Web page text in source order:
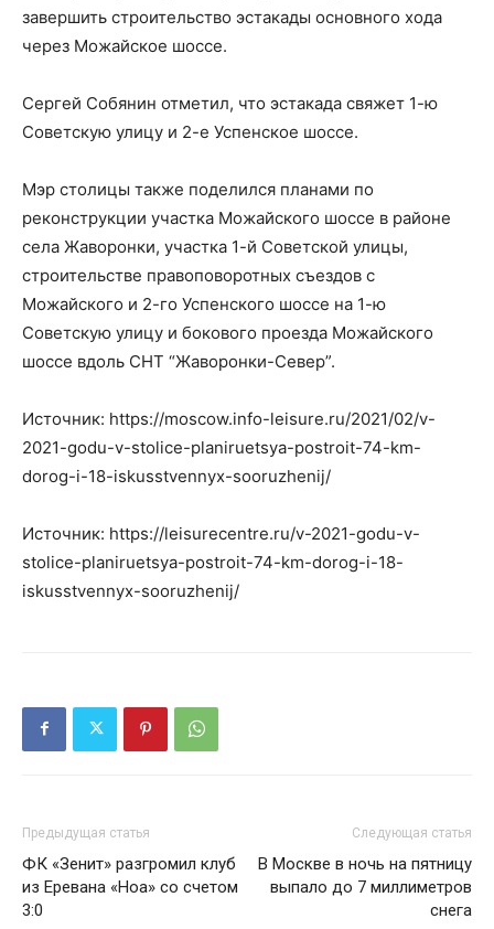
завершить строительство эстакады основного хода
через Можайское шоссе.
Сергей Собянин отметил, что эстакада свяжет 1-ю
Советскую улицу и 2-е Успенское шоссе.
Мэр столицы также поделился планами по
реконструкции участка Можайского шоссе в районе
села Жаворонки, участка 1-й Советской улицы,
строительстве правоповоротных съездов с
Можайского и 2-го Успенского шоссе на 1-ю
Советскую улицу и бокового проезда Можайского
шоссе вдоль СНТ “Жаворонки-Север”.
Источник: https://moscow.info-leisure.ru/2021/02/v-
2021-godu-v-stolice-planiruetsya-postroit-74-km-
dorog-i-18-iskusstvennyx-sooruzhenij/
Источник: https://leisurecentre.ru/v-2021-godu-v-
stolice-planiruetsya-postroit-74-km-dorog-i-18-
iskusstvennyx-sooruzhenij/
Предыдущая статья
ФК «Зенит» разгромил клуб
из Еревана «Ноа» со счетом
3:0
Следующая статья
В Москве в ночь на пятницу
выпало до 7 миллиметров
снега